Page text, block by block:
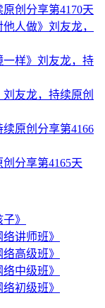
创分享第4170天
人做》刘友龙，
一样》刘友龙，持
友龙，持续原创
原创分享第4166
分享第4165天
》
讲师班》
高级班》
中级班》
初级班》